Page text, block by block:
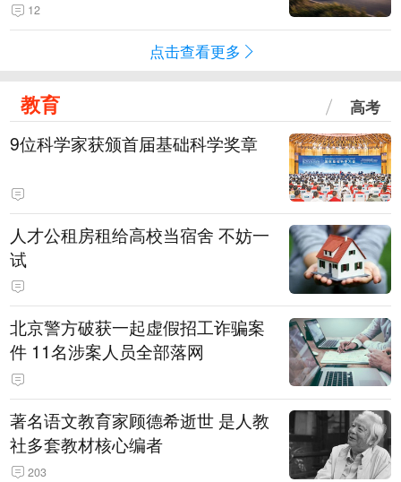
12
点击查看更多
教育 高考
9位科学家获颁首届基础科学奖章
人才公租房租给高校当宿舍 不妨一
试
北京警方破获一起虚假招工诈骗案
件 11名涉案人员全部落网
著名语文教育家顾德希逝世 是人教
社多套教材核心编者
203